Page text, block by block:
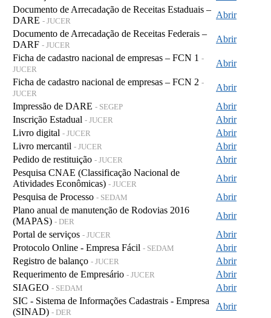
Documento de Arrecadação de Receitas Estaduais –
DARE - JUCER
Abrir
Documento de Arrecadação de Receitas Federais –
DARF - JUCER
Abrir
Ficha de cadastro nacional de empresas – FCN 1 -
JUCER
Abrir
Ficha de cadastro nacional de empresas – FCN 2 -
JUCER
Abrir
Impressão de DARE - SEGEP
Abrir
Inscrição Estadual - JUCER
Abrir
Livro digital - JUCER
Abrir
Livro mercantil - JUCER
Abrir
Pedido de restituição - JUCER
Abrir
Pesquisa CNAE (Classificação Nacional de
Atividades Econômicas) - JUCER
Abrir
Pesquisa de Processo - SEDAM
Abrir
Plano anual de manutenção de Rodovias 2016
(MAPAS) - DER
Abrir
Portal de serviços - JUCER
Abrir
Protocolo Online - Empresa Fácil - SEDAM
Abrir
Registro de balanço - JUCER
Abrir
Requerimento de Empresário - JUCER
Abrir
SIAGEO - SEDAM
Abrir
SIC - Sistema de Informações Cadastrais - Empresa
(SINAD) - DER
Abrir